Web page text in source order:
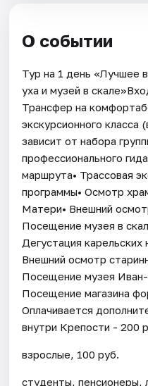
О событии
Тур на 1 день «Лучшее
уха и музей в
Трансфер на
экскурсионного класса
зависит от набора
профессионального
маршрута• Трассовая
программы• Осмотр
Матери• Внешний
Посещение музея в
Дегустация карельских
Внешний осмотр
Посещение музея Иван-
Посещение магазина
Оплачивается
внутри Крепости - 200
взрослые, 100 руб.
студенты, пенсионеры,